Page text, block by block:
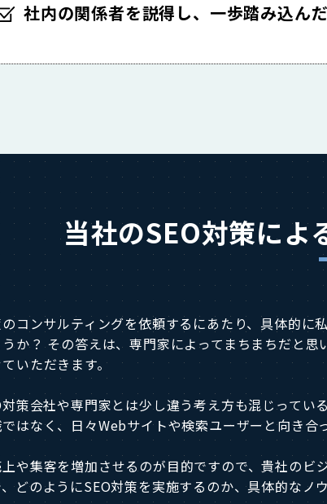
社内の関係者を説得し、一歩踏み込ん
当社のSEO対策に
のコンサルティングを依頼するにあたり、具体的
か？ その答えは、専門家によってまちまちだと
いただきます。
策会社や専門家とは少し違う考え方も混じって
はなく、日々Webサイトや検索ユーザーと向き合
や集客を増加させるのが目的ですので、貴社のビ
どのようにSEO対策を実施するのか、具体的なノ